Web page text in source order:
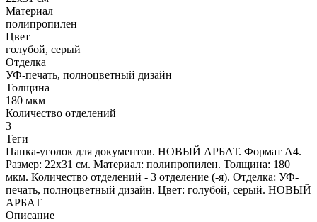
Материал
полипропилен
Цвет
голубой, серый
Отделка
УФ-печать, полноцветный дизайн
Толщина
180 мкм
Количество отделений
3
Теги
Папка-уголок для документов. НОВЫЙ АРБАТ. Формат А4.
Размер: 22x31 см. Материал: полипропилен. Толщина: 180
мкм. Количество отделений - 3 отделение (-я). Отделка: УФ-
печать, полноцветный дизайн. Цвет: голубой, серый. НОВЫЙ
АРБАТ
Описание